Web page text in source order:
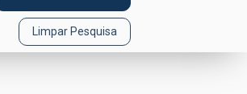
Limpar Pesquisa